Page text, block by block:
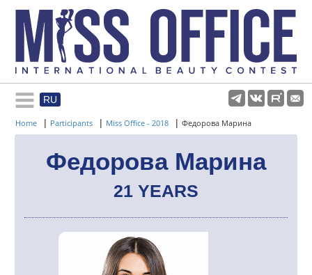
RU
Rules and regulations
About pageant
Participants
Gallery
Home | Participants | Miss Office - 2018 | Федорова Марина
Федорова Марина
21 YEARS